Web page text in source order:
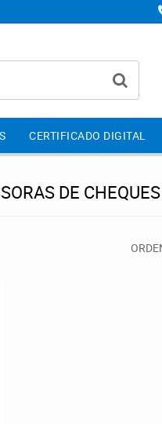
CERTIFICADO DIGITAL
DE CHEQUES